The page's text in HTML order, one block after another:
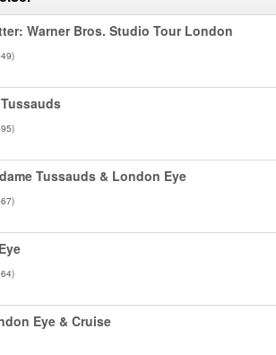
Warner Bros. Studio Tour London
Tussauds & London Eye
Eye & Cruise